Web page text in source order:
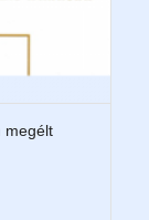
megélt